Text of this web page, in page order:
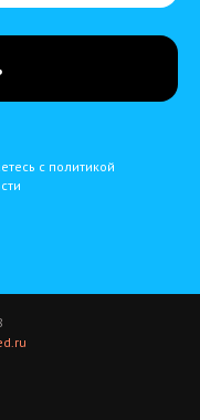
с политикой